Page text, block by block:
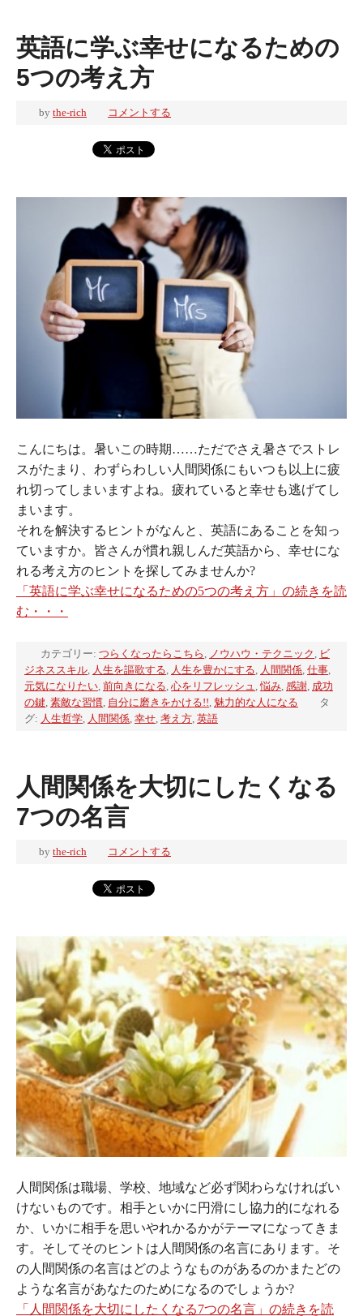
英語に学ぶ幸せになるための
5つの考え方
by the-rich コメントする
こんにちは。暑いこの時期……ただでさえ暑さでストレ
スがたまり、わずらわしい人間関係にもいつも以上に疲
れ切ってしまいますよね。疲れていると幸せも逃げてし
まいます。
それを解決するヒントがなんと、英語にあることを知っ
ていますか。皆さんが慣れ親しんだ英語から、幸せにな
れる考え方のヒントを探してみませんか?
「英語に学ぶ幸せになるための5つの考え方」の続きを読
む・・・
カテゴリー: つらくなったらこちら ノウハウ・テクニック
ビ
ジネススキル 人生を謳歌する 人生を豊かにする 人間関係 仕事
元気になりたい 前向きになる 心をリフレッシュ ,悩み 感謝 成功
の鍵 素敵な習慣 自分に磨きをかける!! 魅力的な人になる
タ
グ: 人生哲学 人間関係 幸せ 考え方 英語
人間関係を大切にしたくなる
7つの名言
by the-rich コメントする
人間関係は職場、学校、地域など必ず関わらなければい
けないものです。相手といかに円滑にし協力的になれる
か、いかに相手を思いやれかるかがテーマになってきま
す。そしてそのヒントは人間関係の名言にあります。そ
の人間関係の名言はどのようなものがあるのかまたどの
ような名言があなたのためになるのでしょうか?
「人間関係を大切にしたくなる7つの名言」の続きを読